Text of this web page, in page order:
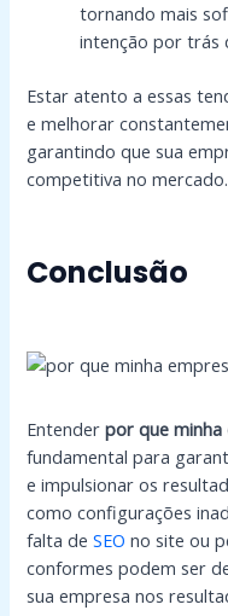
tornando mais
intenção por trás
Estar atento a essas
e melhorar
garantindo que sua
competitiva no mercado.
Conclusão
Entenderpor que minha
fundamental para
e impulsionar os
como configurações
falta deSEO no site ou
conformes podem ser
sua empresa nos